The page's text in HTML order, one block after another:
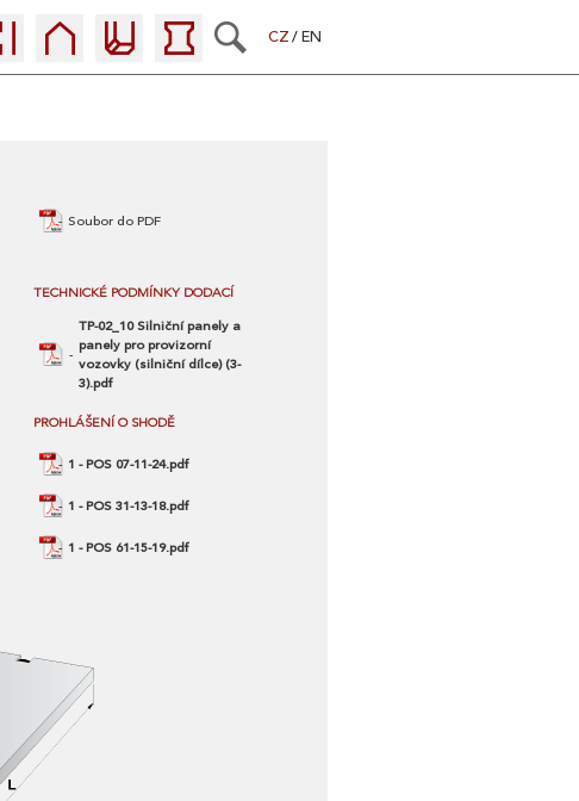
CZ EN
Soubor do PDF
TECHNICKÉ PODMÍNKY DODACÍ
TP-02_10 Silniční panely a
panely pro provizorní
vozovky (silniční dílce) (3-
3).pdf
PROHLÁŠENÍ O SHODĚ
1 - POS 07-11-24.pdf
1 - POS 31-13-18.pdf
1 - POS 61-15-19.pdf